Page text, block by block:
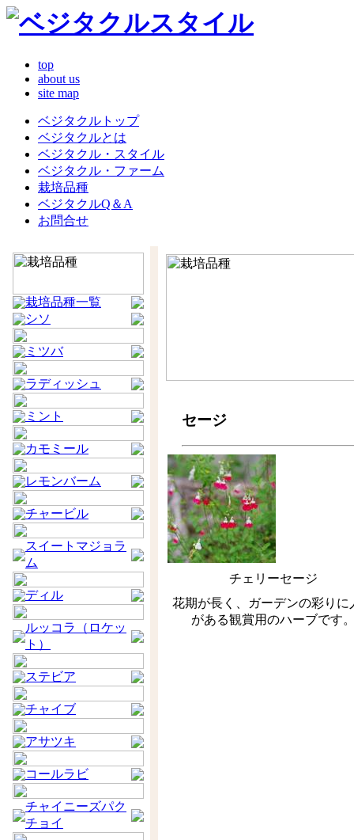
top
about us
site map
ベジタクルトップ
ベジタクルとは
ベジタクル・スタイル
ベジタクル・ファーム
栽培品種
ベジタクルQ＆A
お問合せ
栽培品種一覧
シソ
ミツバ
ラディッシュ
ミント
カモミール
レモンバーム
チャービル
スイートマジョラ
ム
ディル
ルッコラ（ロケッ
ト）
ステビア
チャイブ
アサツキ
コールラビ
チャイニーズパク
チョイ
セージ
チェリーセージ
花期が長く、ガーデンの彩りに
がある観賞用のハーブです